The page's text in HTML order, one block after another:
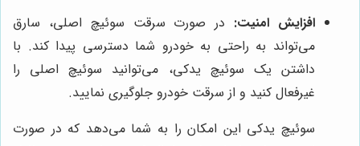
افزایش امنیت: در صورت سرقت سوئیچ اصلی، سارق
می‌تواند به راحتی به خودرو شما دسترسی پیدا کند. با
داشتن یک سوئیچ یدکی، می‌توانید سوئیچ اصلی را
غیرفعال کنید و از سرقت خودرو جلوگیری نمایید.
سوئیچ یدکی این امکان را به شما می‌دهد که در صورت